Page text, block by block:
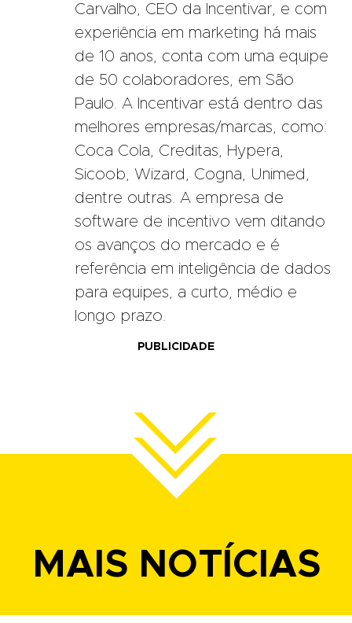
Carvalho, CEO da Incentivar, e com
experiência em marketing há mais
de 10 anos, conta com uma equipe
de 50 colaboradores, em São
Paulo. A Incentivar está dentro das
melhores empresas/marcas, como:
Coca Cola, Creditas, Hypera,
Sicoob, Wizard, Cogna, Unimed,
dentre outras. A empresa de
software de incentivo vem ditando
os avanços do mercado e é
referência em inteligência de dados
para equipes, a curto, médio e
longo prazo.
PUBLICIDADE
MAIS NOTÍCIAS